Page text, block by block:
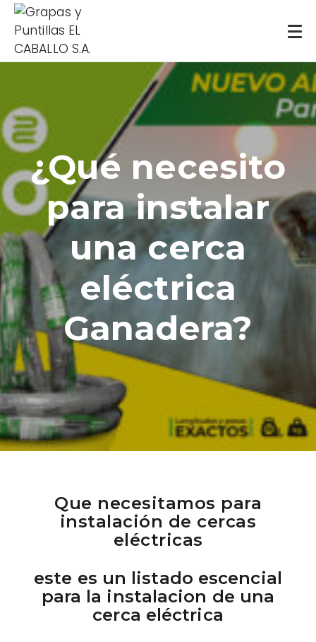
¿Qué necesito
para instalar
una cerca
eléctrica
Ganadera?
Que necesitamos para
instalación de cercas
eléctricas
este es un listado escencial
para la instalacion de una
cerca eléctrica